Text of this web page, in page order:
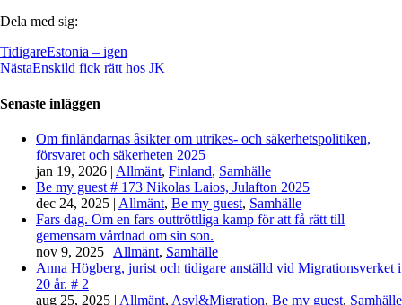
Dela med sig:
TidigareEstonia – igen
NästaEnskild fick rätt hos JK
Senaste inläggen
Om finländarnas åsikter om utrikes- och säkerhetspolitiken,
försvaret och säkerheten 2025
jan 19, 2026 | Allmänt, Finland, Samhälle
Be my guest # 173 Nikolas Laios, Julafton 2025
dec 24, 2025 | Allmänt, Be my guest, Samhälle
Fars dag. Om en fars outtröttliga kamp för att få rätt till
gemensam vårdnad om sin son.
nov 9, 2025 | Allmänt, Samhälle
Anna Högberg, jurist och tidigare anställd vid Migrationsverket i
20 år. # 2
aug 25, 2025 | Allmänt, Asyl&Migration, Be my guest, Samhälle